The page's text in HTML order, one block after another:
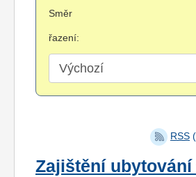
Směr
řazení:
RSS
Zajištění ubytování